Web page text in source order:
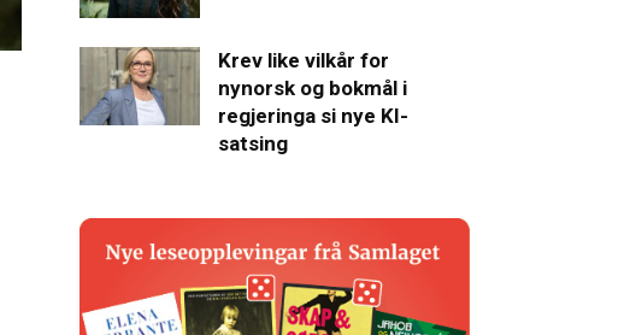
Krev like vilkår for
nynorsk og bokmål i
regjeringa si nye KI-
satsing